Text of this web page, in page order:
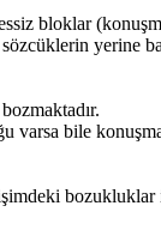
bloklar
yerine
bile